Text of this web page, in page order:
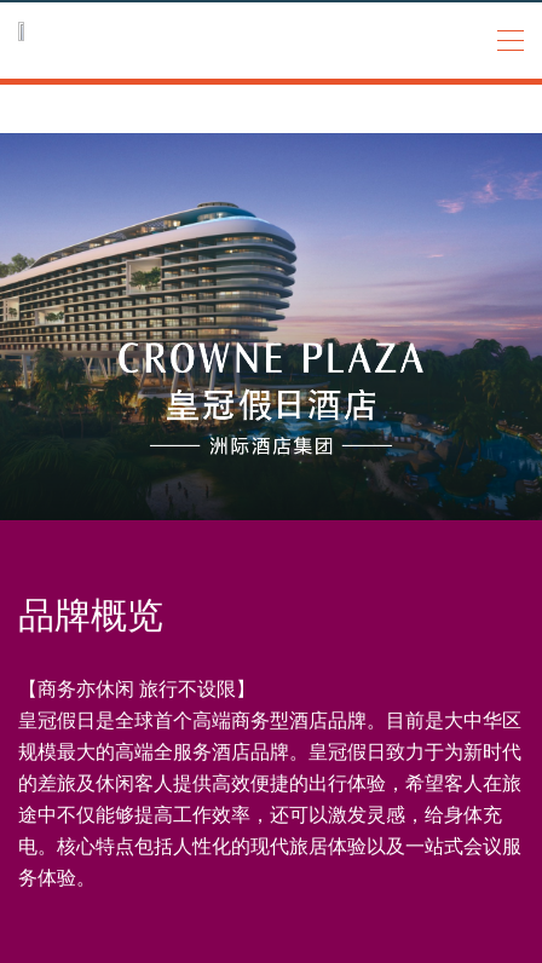
content
我们的品牌
​​酒店开发加盟
新闻资讯
品牌概览
【商务亦休闲 旅行不设限】
皇冠假日是全球首个高端商务型酒店品牌。目前是大中华区
规模最大的高端全服务酒店品牌。皇冠假日致力于为新时代
的差旅及休闲客人提供高效便捷的出行体验，希望客人在旅
途中不仅能够提高工作效率，还可以激发灵感，给身体充
电。核心特点包括人性化的现代旅居体验以及一站式会议服
务体验。